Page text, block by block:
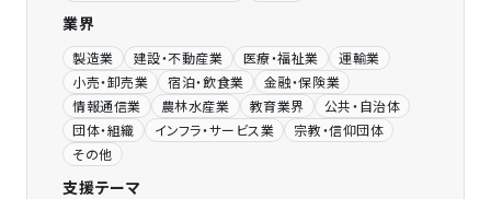
業界
製造業 建設・不動産業 医療・福祉業
運輸業
小売・卸売業
宿泊・飲食業
金融・保険業
情報通信業
農林水産業 教育業界
公共・自治体
団体・組織
インフラ・サービス業
宗教・信仰団体
その他
支援テーマ